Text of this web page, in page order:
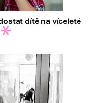
dítě na víceleté